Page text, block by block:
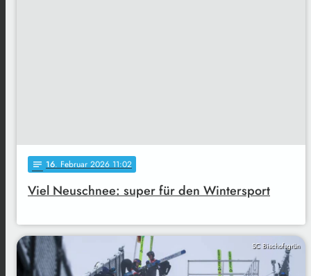
notes 16. Februar 2026 11:02
Viel Neuschnee: super für den Wintersport
SC Bischofsgrün